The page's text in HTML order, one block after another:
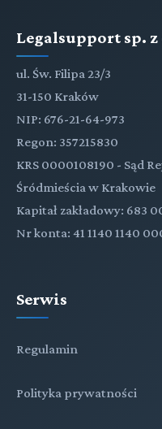
Legalsupport sp. z
ul. Św. Filipa 23/3
31-150 Kraków
NIP: 676-21-64-973
Regon: 357215830
KRS 0000108190 - Sąd
Śródmieścia w Krakowie
Kapitał zakładowy: 683
Nr konta: 41 1140 1140
Serwis
Regulamin
Polityka prywatności